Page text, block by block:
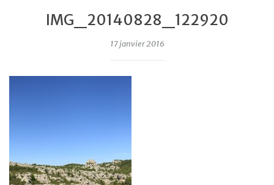
IMG_20140828_122920
17 janvier 2016